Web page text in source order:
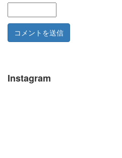
Instagram